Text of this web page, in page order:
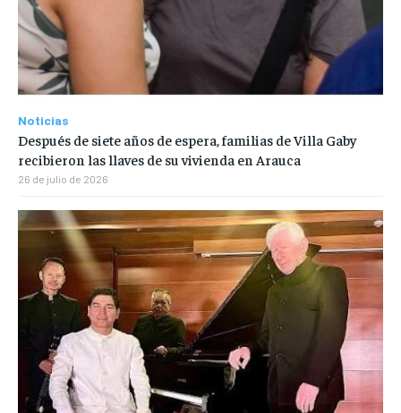
Noticias
Después de siete años de espera, familias de Villa Gaby
recibieron las llaves de su vivienda en Arauca
26 de julio de 2026